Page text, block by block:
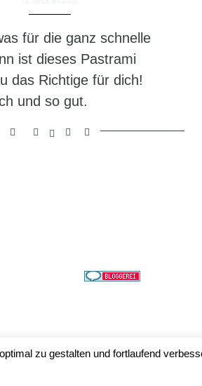
für die ganz schnelle
ist dieses Pastrami
das Richtige für dich!
und so gut.
zu gestalten und fortlaufend